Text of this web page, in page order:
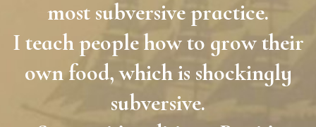
most subversive practice.
I teach people how to grow their
own food, which is shockingly
subversive.